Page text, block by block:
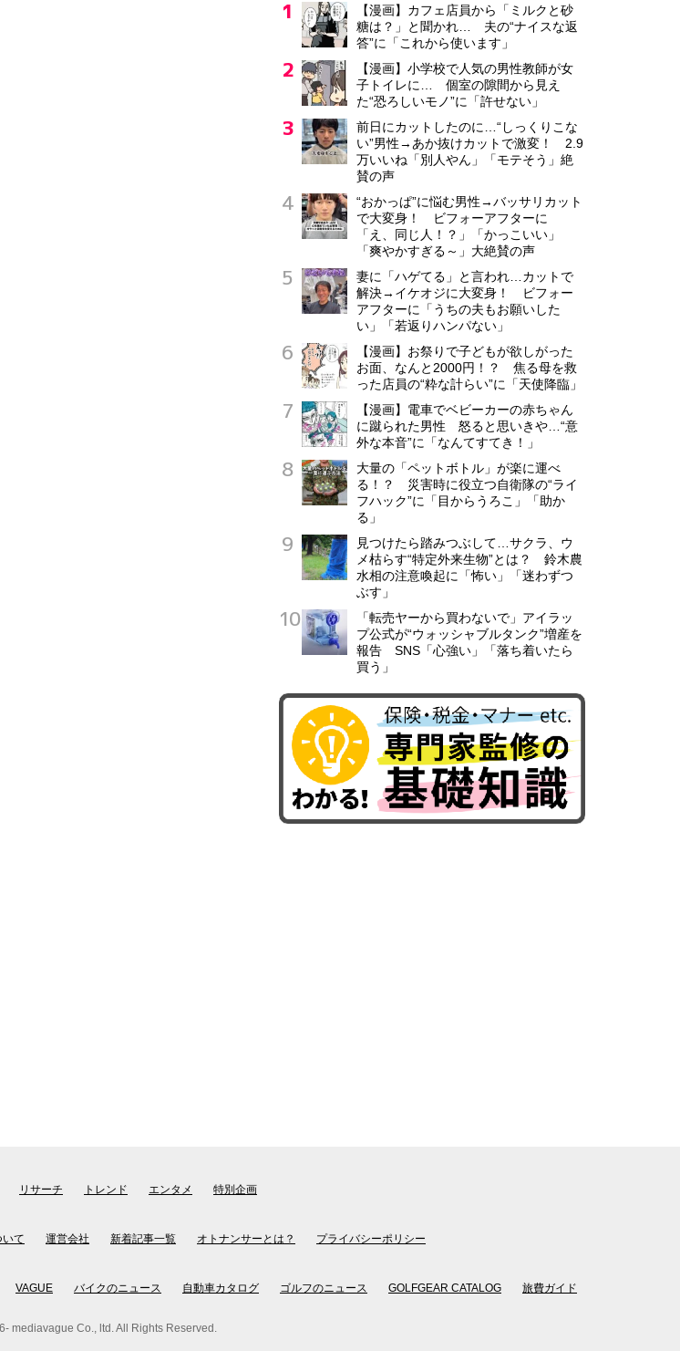
【漫画】カフェ店員から「ミルクと砂
糖は？」と聞かれ… 夫の“ナイスな返
答”に「これから使います」
【漫画】小学校で人気の男性教師が女
子トイレに… 個室の隙間から見え
た“恐ろしいモノ”に「許せない」
前日にカットしたのに…“しっくりこな
い”男性→あか抜けカットで激変！ 2.9
万いいね「別人やん」「モテそう」絶
賛の声
“おかっぱ”に悩む男性→バッサリカット
で大変身！ ビフォーアフターに
「え、同じ人！？」「かっこいい」
「爽やかすぎる～」大絶賛の声
妻に「ハゲてる」と言われ…カットで
解決→イケオジに大変身！ ビフォー
アフターに「うちの夫もお願いした
い」「若返りハンパない」
【漫画】お祭りで子どもが欲しがった
お面、なんと2000円！？ 焦る母を救
った店員の“粋な計らい”に「天使降臨」
【漫画】電車でベビーカーの赤ちゃん
に蹴られた男性 怒ると思いきや…“意
外な本音”に「なんてすてき！」
大量の「ペットボトル」が楽に運べ
る！？ 災害時に役立つ自衛隊の“ライ
フハック”に「目からうろこ」「助か
る」
見つけたら踏みつぶして…サクラ、ウ
メ枯らす“特定外来生物”とは？ 鈴木農
水相の注意喚起に「怖い」「迷わずつ
ぶす」
「転売ヤーから買わないで」アイラッ
プ公式が“ウォッシャブルタンク”増産を
報告 SNS「心強い」「落ち着いたら
買う」
リサーチ トレンド エンタメ 特別企画
いて 運営会社 新着記事一覧 オトナンサーとは？ プライバシーポリシー
VAGUE バイクのニュース 自動車カタログ ゴルフのニュース GOLFGEAR CATALOG 旅費ガイド
mediavague Co., ltd. All Rights Reserved.